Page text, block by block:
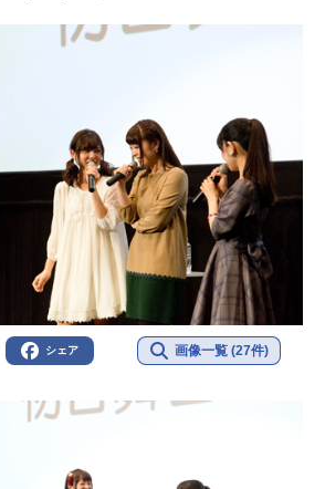
シェア 画像一覧 (27件)